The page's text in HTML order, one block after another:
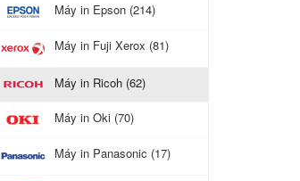
Máy in Epson (214)
Máy in Fuji Xerox (81)
Máy in Ricoh (62)
Máy in Oki (70)
Máy in Panasonic (17)